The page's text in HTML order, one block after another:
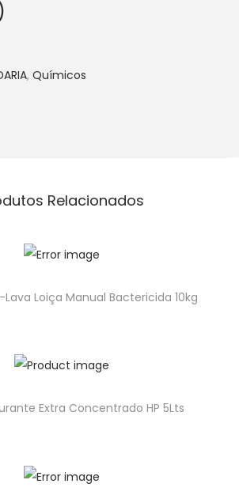
, Químicos
Relacionados
Lava Loiça Manual Bactericida 10kg
Extra Concentrado HP 5Lts